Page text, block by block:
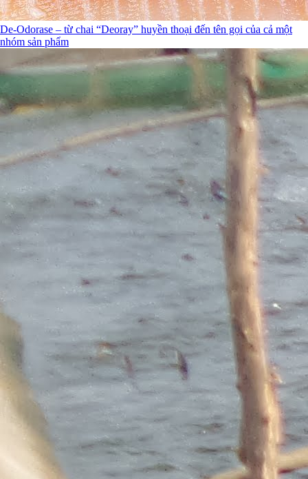
De-Odorase – từ chai “Deoray” huyền thoại đến tên gọi của cả một
nhóm sản phẩm